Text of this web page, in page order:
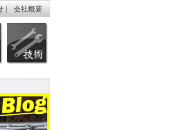
会社概要